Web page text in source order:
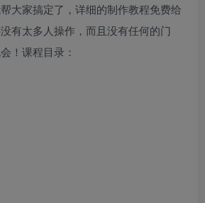
大家搞定了，详细的制作教程免费给
有太多人操作，而且没有任何的门
！课程目录：